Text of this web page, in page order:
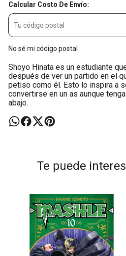
Calcular Costo De Envío:
No sé mi código postal
Shoyo Hinata es un estudiante
después de ver un partido en el
petiso como él. Esto lo inspira a
convertirse en un as aunque
abajo.
Te puede